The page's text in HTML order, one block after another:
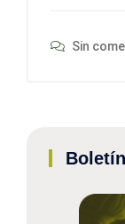
Sin
Boletín